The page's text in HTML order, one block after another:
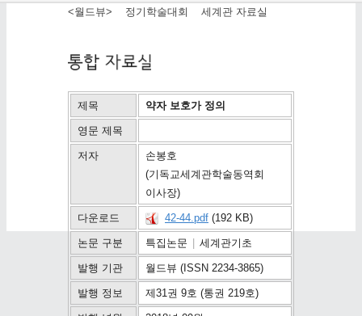
<월드뷰>
정기학술대회 세계관 자료실
제목 약자 보호가 정의
영문 제목
저자
손봉호
(기독교세계관학술동역회
이사장)
다운로드 42-44.pdf (192 KB)
논문 구분 특집논문 세계관기초
발행 기관 월드뷰 (ISSN 2234-3865)
발행 정보 제31권 9호 (통권 219호)